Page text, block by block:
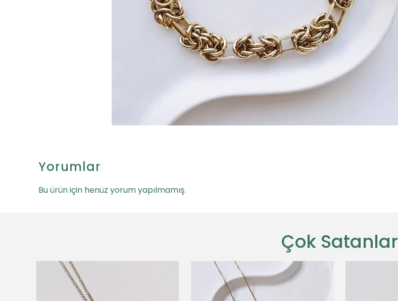
Yorumlar
Bu ürün için henüz yorum yapılmamış.
Çok Satanlar